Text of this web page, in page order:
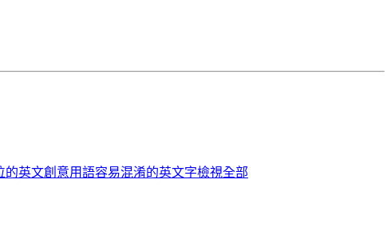
的英文創意用語容易混淆的英文字檢視全部